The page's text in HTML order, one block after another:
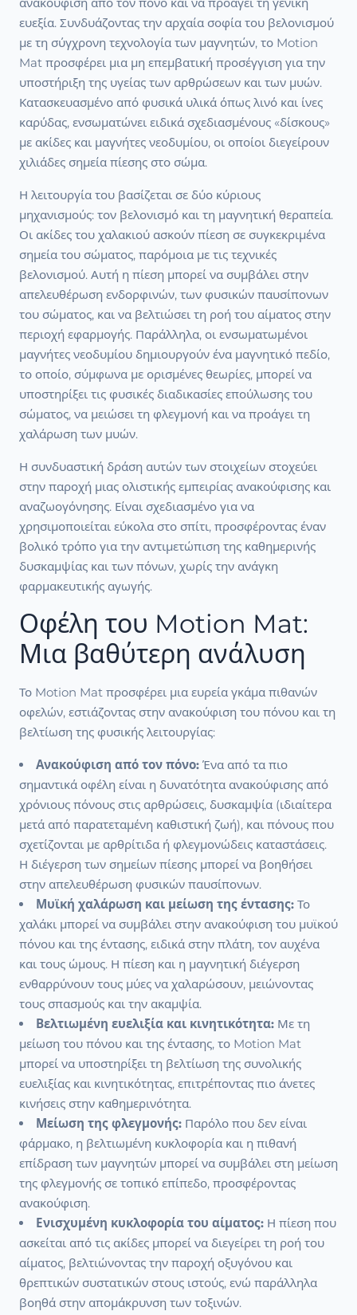
ευεξία. Συνδυάζοντας την αρχαία σοφία του βελονισμού
με τη σύγχρονη τεχνολογία των μαγνητών, το Motion
Mat προσφέρει μια μη επεμβατική προσέγγιση για την
υποστήριξη της υγείας των αρθρώσεων και των μυών.
Κατασκευασμένο από φυσικά υλικά όπως λινό και ίνες
καρύδας, ενσωματώνει ειδικά σχεδιασμένους «δίσκους»
με ακίδες και μαγνήτες νεοδυμίου, οι οποίοι διεγείρουν
χιλιάδες σημεία πίεσης στο σώμα.
Η λειτουργία του βασίζεται σε δύο κύριους
μηχανισμούς: τον βελονισμό και τη μαγνητική θεραπεία.
Οι ακίδες του χαλακιού ασκούν πίεση σε συγκεκριμένα
σημεία του σώματος, παρόμοια με τις τεχνικές
βελονισμού. Αυτή η πίεση μπορεί να συμβάλει στην
απελευθέρωση ενδορφινών, των φυσικών παυσίπονων
του σώματος, και να βελτιώσει τη ροή του αίματος στην
περιοχή εφαρμογής. Παράλληλα, οι ενσωματωμένοι
μαγνήτες νεοδυμίου δημιουργούν ένα μαγνητικό πεδίο,
το οποίο, σύμφωνα με ορισμένες θεωρίες, μπορεί να
υποστηρίξει τις φυσικές διαδικασίες επούλωσης του
σώματος, να μειώσει τη φλεγμονή και να προάγει τη
χαλάρωση των μυών.
Η συνδυαστική δράση αυτών των στοιχείων στοχεύει
στην παροχή μιας ολιστικής εμπειρίας ανακούφισης και
αναζωογόνησης. Είναι σχεδιασμένο για να
χρησιμοποιείται εύκολα στο σπίτι, προσφέροντας έναν
βολικό τρόπο για την αντιμετώπιση της καθημερινής
δυσκαμψίας και των πόνων, χωρίς την ανάγκη
φαρμακευτικής αγωγής.
Οφέλη του Motion Mat:
Μια βαθύτερη ανάλυση
Το Motion Mat προσφέρει μια ευρεία γκάμα πιθανών
οφελών, εστιάζοντας στην ανακούφιση του πόνου και τη
βελτίωση της φυσικής λειτουργίας:
Ανακούφιση από τον πόνο: Ένα από τα πιο
σημαντικά οφέλη είναι η δυνατότητα ανακούφισης από
χρόνιους πόνους στις αρθρώσεις, δυσκαμψία (ιδιαίτερα
μετά από παρατεταμένη καθιστική ζωή), και πόνους που
σχετίζονται με αρθρίτιδα ή φλεγμονώδεις καταστάσεις.
Η διέγερση των σημείων πίεσης μπορεί να βοηθήσει
στην απελευθέρωση φυσικών παυσίπονων.
Μυϊκή χαλάρωση και μείωση της έντασης: Το
χαλάκι μπορεί να συμβάλει στην ανακούφιση του μυϊκού
πόνου και της έντασης, ειδικά στην πλάτη, τον αυχένα
και τους ώμους. Η πίεση και η μαγνητική διέγερση
ενθαρρύνουν τους μύες να χαλαρώσουν, μειώνοντας
τους σπασμούς και την ακαμψία.
Βελτιωμένη ευελιξία και κινητικότητα: Με τη
μείωση του πόνου και της έντασης, το Motion Mat
μπορεί να υποστηρίξει τη βελτίωση της συνολικής
ευελιξίας και κινητικότητας, επιτρέποντας πιο άνετες
κινήσεις στην καθημερινότητα.
Μείωση της φλεγμονής: Παρόλο που δεν είναι
φάρμακο, η βελτιωμένη κυκλοφορία και η πιθανή
επίδραση των μαγνητών μπορεί να συμβάλει στη μείωση
της φλεγμονής σε τοπικό επίπεδο, προσφέροντας
ανακούφιση.
Ενισχυμένη κυκλοφορία του αίματος: Η πίεση που
ασκείται από τις ακίδες μπορεί να διεγείρει τη ροή του
αίματος, βελτιώνοντας την παροχή οξυγόνου και
θρεπτικών συστατικών στους ιστούς, ενώ παράλληλα
βοηθά στην απομάκρυνση των τοξινών.